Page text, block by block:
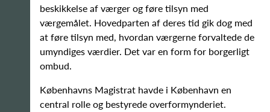
beskikkelse af værger og føre tilsyn med
værgemålet. Hovedparten af deres tid gik dog med
at føre tilsyn med, hvordan værgerne forvaltede de
umyndiges værdier. Det var en form for borgerligt
ombud.
Københavns Magistrat havde i København en
central rolle og bestyrede overformynderiet.